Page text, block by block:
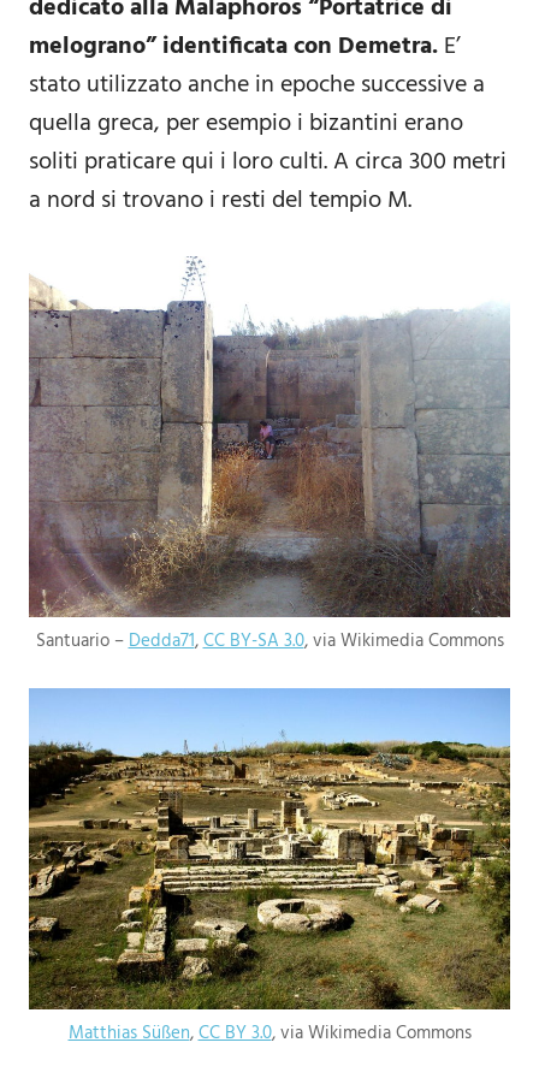
dedicato alla Malaphoros “Portatrice di
melograno” identificata con Demetra.E’
stato utilizzato anche in epoche successive a
quella greca, per esempio i bizantini erano
soliti praticare qui i loro culti. A circa 300 metri
a nord si trovano i resti del tempio M.
Santuario –Dedda71,CC BY-SA 3.0, via Wikimedia Commons
Matthias Süßen,CC BY 3.0, via Wikimedia Commons